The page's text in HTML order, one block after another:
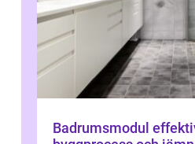
Badrumsmodul effektivare